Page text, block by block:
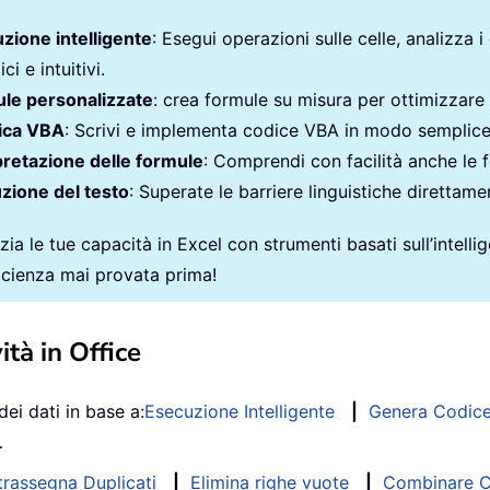
intelligente: Esegui operazioni sulle celle,
e intuitivi.
personalizzate: crea formule su misura per
VBA: Scrivi e implementa codice VBA in modo
delle formule: Comprendi con facilità anche le
del testo: Superate le barriere linguistiche
le tue capacità in Excel con strumenti basati
mai provata prima!
in Office
dati in base a:Esecuzione Intelligente
Genera
Duplicati
Elimina righe vuote Combinare